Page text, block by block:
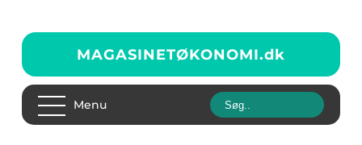
MAGASINETØKONOMI.dk
Menu